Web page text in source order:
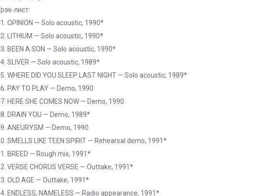
лист:
OPINION — Solo acoustic, 1990*
LITHIUM — Solo acoustic, 1990*
BEEN A SON — Solo acoustic, 1990*
SLIVER — Solo acoustic, 1989*
WHERE DID YOU SLEEP LAST NIGHT — Solo acoustic, 1989*
PAY TO PLAY — Demo, 1990
HERE SHE COMES NOW — Demo, 1990
DRAIN YOU — Demo, 1989*
ANEURYSM — Demo, 1990
SMELLS LIKE TEEN SPIRIT — Rehearsal demo, 1991*
BREED — Rough mix, 1991*
VERSE CHORUS VERSE — Outtake, 1991*
OLD AGE — Outtake, 1991*
ENDLESS, NAMELESS — Radio appearance, 1991*